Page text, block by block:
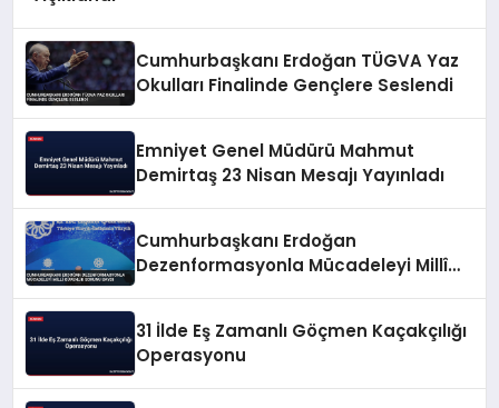
Cumhurbaşkanı Erdoğan TÜGVA Yaz
Okulları Finalinde Gençlere Seslendi
Emniyet Genel Müdürü Mahmut
Demirtaş 23 Nisan Mesajı Yayınladı
Cumhurbaşkanı Erdoğan
Dezenformasyonla Mücadeleyi Millî
31 İlde Eş Zamanlı Göçmen Kaçakçılığı
Operasyonu